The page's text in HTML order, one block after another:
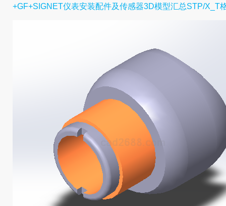
+GF+SIGNET仪表安装配件及传感器3D模型汇总STP/X_T